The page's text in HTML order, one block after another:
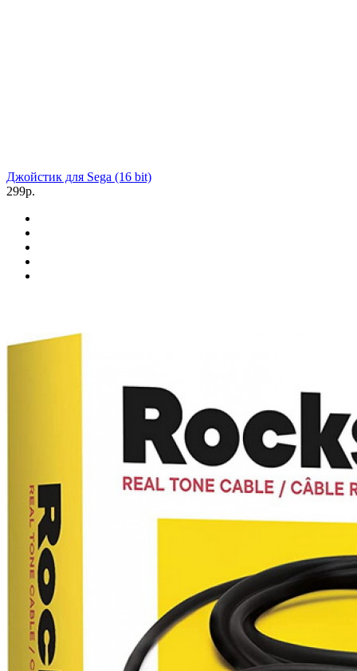
Джойстик для Sega (16 bit)
299р.